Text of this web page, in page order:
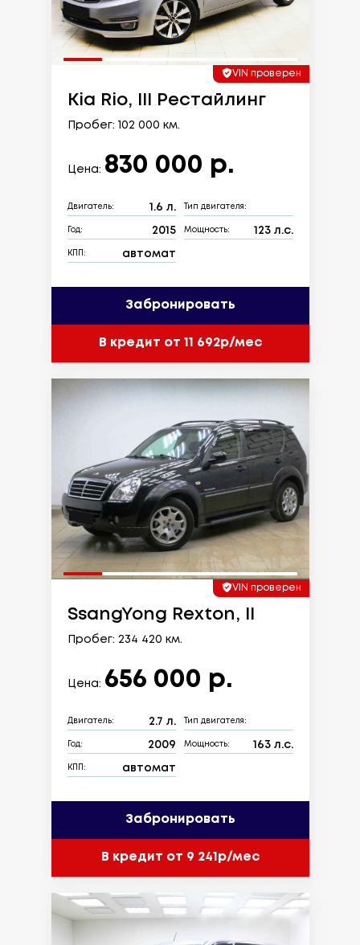
VIN проверен
Kia Rio, III Рестайлинг
Пробег: 102 000 км.
Цена: 830 000 р.
Двигатель: 1.6 л. Тип двигателя:
Год: 2015 Мощность: 123 л.с.
КПП: автомат
Забронировать
В кредит от 11 692р/мес
VIN проверен
SsangYong Rexton, II
Пробег: 234 420 км.
Цена: 656 000 р.
Двигатель: 2.7 л. Тип двигателя:
Год: 2009 Мощность: 163 л.с.
КПП: автомат
Забронировать
В кредит от 9 241р/мес